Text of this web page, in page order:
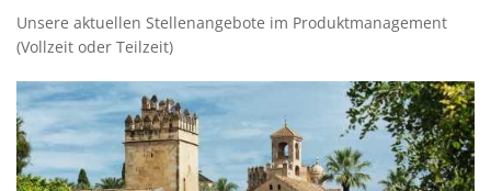
Unsere aktuellen Stellenangebote im Produktmanagement
(Vollzeit oder Teilzeit)